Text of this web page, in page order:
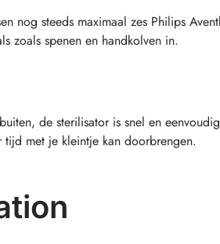
nog steeds maximaal zes Philips
zoals spenen en handkolven in.
de sterilisator is snel en
met je kleintje kan doorbrengen.